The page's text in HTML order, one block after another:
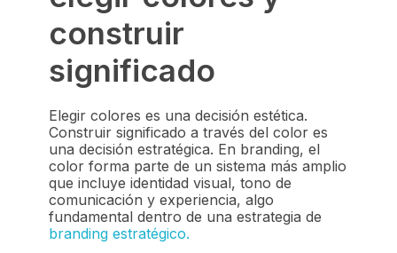
construir
significado
Elegir colores es una decisión estética.
Construir significado a través del color es
una decisión estratégica. En branding, el
color forma parte de un sistema más amplio
que incluye identidad visual, tono de
comunicación y experiencia, algo
fundamental dentro de una estrategia de
branding estratégico.